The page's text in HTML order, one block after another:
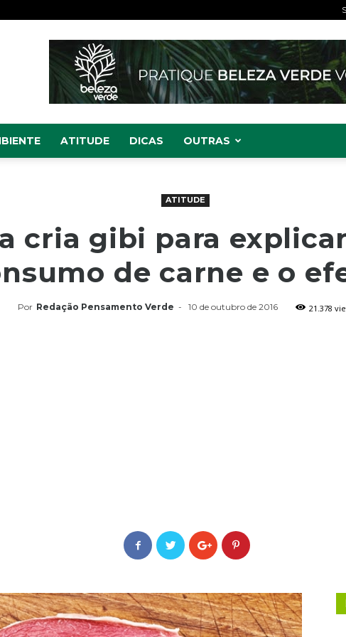
ATITUDE DICAS OUTRAS
ATITUDE
cria gibi para
de carne e o
Por Redação Pensamento Verde - 10 de outubro de 2016 21.378